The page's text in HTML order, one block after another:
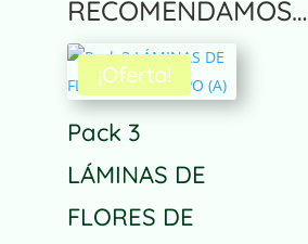
RECOMENDAMOS…
¡Oferta!
Pack 3
LÁMINAS DE
FLORES DE